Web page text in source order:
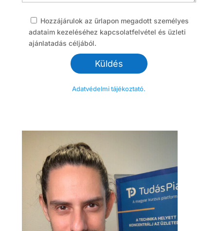
Hozzájárulok az űrlapon megadott személyes
adataim kezeléséhez kapcsolatfelvétel és üzleti
ajánlatadás céljából.
Adatvédelmi tájékoztató.